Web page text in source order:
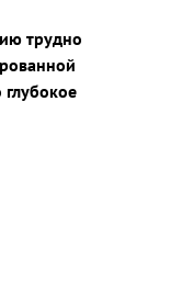
трудно